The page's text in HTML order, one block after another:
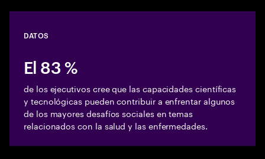
DATOS
El 83 %
de los ejecutivos cree que las capacidades científicas
y tecnológicas pueden contribuir a enfrentar algunos
de los mayores desafíos sociales en temas
relacionados con la salud y las enfermedades.